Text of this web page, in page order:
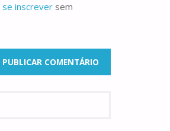
se inscrever sem